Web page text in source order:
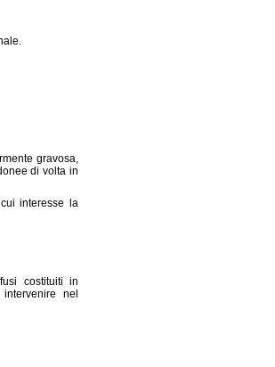
gravosa,
di volta in
interesse la
costituiti in
nel